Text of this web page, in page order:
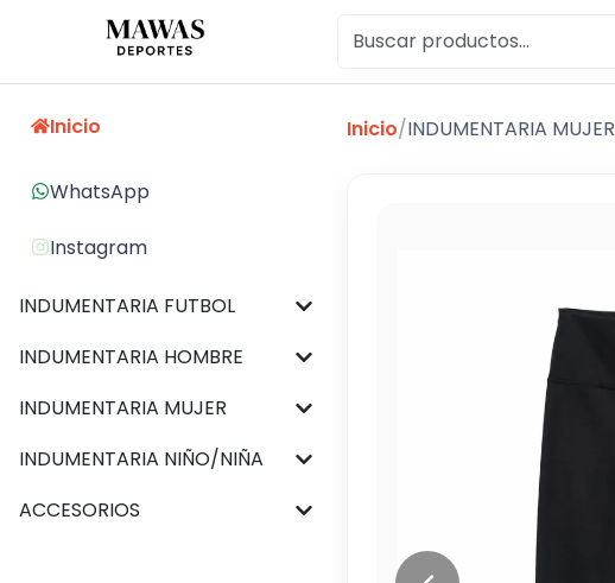
Inicio
WhatsApp
Instagram
INDUMENTARIA FUTBOL
INDUMENTARIA HOMBRE
INDUMENTARIA MUJER
INDUMENTARIA NIÑO/NIÑA
ACCESORIOS
Inicio/INDUMENTARIA MUJER